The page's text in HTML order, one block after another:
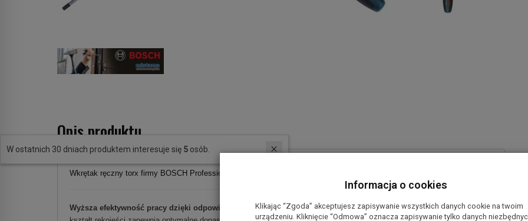
Opis produktu
Wkrętak ręczny torx firmy BOSCH Professional.
Wyższa efektywność pracy dzięki odpowiednio dobranym rozmiarom rękojeści wkrętaków, a specjalnie dopasowany
W ostatnich 30 dniach produktem interesuje się 5 osób.
Informacja o cookies
Klikając “Zgoda” akceptujesz zapisywanie wszystkich danych cookie na twoim
urządzeniu. Kliknięcie “Odmowa” oznacza zapisywanie tylko danych